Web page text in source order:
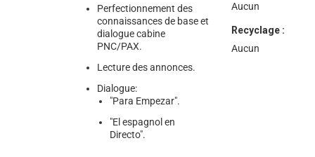
Perfectionnement des
connaissances de base et
dialogue cabine
PNC/PAX.
Lecture des annonces.
Dialogue:
"Para Empezar".
"El espagnol en
Directo".
Aucun
Recyclage :
Aucun